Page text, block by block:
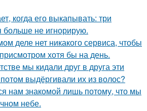
когда его выкапывать: три
больше не игнорирую.
деле нет никакого сервиса, чтобы
хотя бы на день.
мы кидали друг в друга эти
выдёргивали их из волос?
нам знакомой лишь потому, что мы
небе.